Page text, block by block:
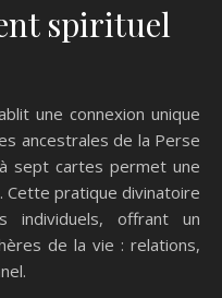
spirituel
une connexion unique
ancestrales de la Perse
sept cartes permet une
Cette pratique divinatoire
individuels, offrant un
de la vie : relations,